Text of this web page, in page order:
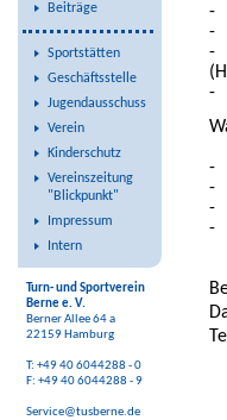
Beiträge
Sportstätten
Geschäftsstelle
Jugendausschuss
Verein
Kinderschutz
Vereinszeitung
"Blickpunkt"
Impressum
Intern
Turn- und Sportverein
Berne e. V.
Berner Allee 64 a
22159 Hamburg
T: +49 40 6044288 - 0
F: +49 40 6044288 - 9
Service@tusberne.de
-
-
-
-
-
-
-
-